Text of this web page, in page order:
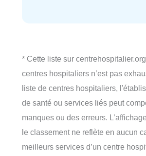
* Cette liste sur
centres hospitaliers n’est pas
liste de centres hospitaliers,
de santé ou services liés peut
manques ou des erreurs.
le classement ne reflète en aucun
meilleurs services d’un centre